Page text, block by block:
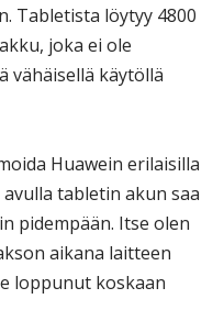
Tabletista löytyy 4800
joka ei ole
vähäisellä käytöllä
Huawein erilaisilla
tabletin akun saa
pidempään. Itse olen
aikana laitteen
loppunut koskaan